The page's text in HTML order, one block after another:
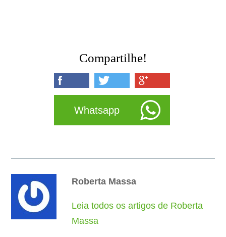
Compartilhe!
Whatsapp
Roberta Massa
Leia todos os artigos de Roberta
Massa